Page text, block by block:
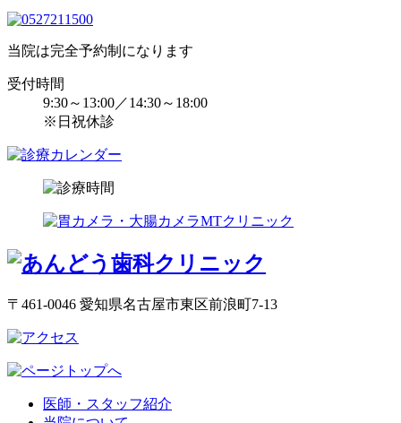
当院は完全予約制になります
受付時間
9:30～13:00／14:30～18:00
※日祝休診
〒461-0046 愛知県名古屋市東区前浪町7-13
医師・スタッフ紹介